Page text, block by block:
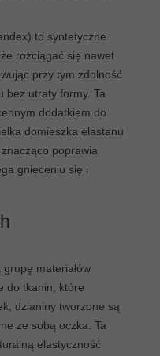
to syntetyczne
rozciągać się nawet
przy tym zdolność
bez utraty formy. Ta
dodatkiem do
domieszka elastanu
znacząco poprawia
gnieceniu się i
materiałów
do tkanin, które
dzianiny tworzone są
ze sobą oczka. Ta
elastyczność